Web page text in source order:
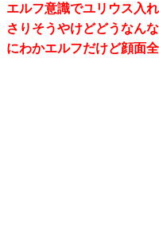
エルフ意識でユリウス入
さりそうやけどどうなん
にわかエルフだけど顔面